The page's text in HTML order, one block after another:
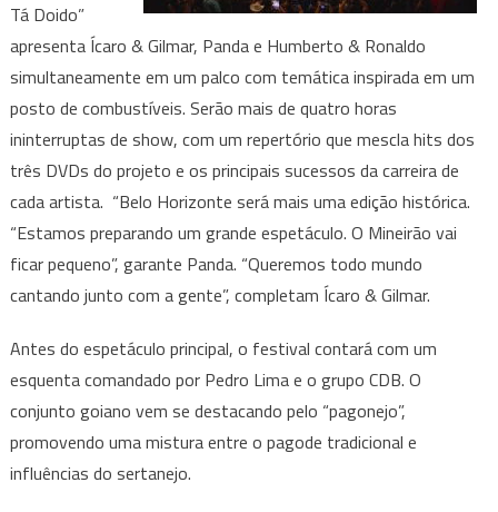
Tá Doido”
apresenta Ícaro & Gilmar, Panda e Humberto & Ronaldo
simultaneamente em um palco com temática inspirada em um
posto de combustíveis. Serão mais de quatro horas
ininterruptas de show, com um repertório que mescla hits dos
três DVDs do projeto e os principais sucessos da carreira de
cada artista. “Belo Horizonte será mais uma edição histórica.
“Estamos preparando um grande espetáculo. O Mineirão vai
ficar pequeno”, garante Panda. “Queremos todo mundo
cantando junto com a gente”, completam Ícaro & Gilmar.
Antes do espetáculo principal, o festival contará com um
esquenta comandado por Pedro Lima e o grupo CDB. O
conjunto goiano vem se destacando pelo “pagonejo”,
promovendo uma mistura entre o pagode tradicional e
influências do sertanejo.